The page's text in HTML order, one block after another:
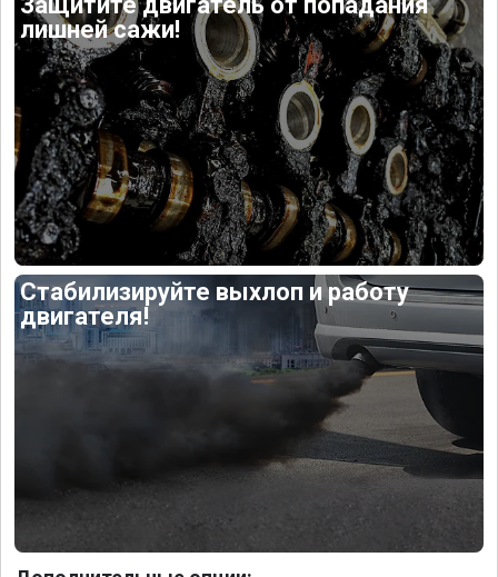
лишней сажи!
Стабилизируйте выхлоп и работу
двигателя!